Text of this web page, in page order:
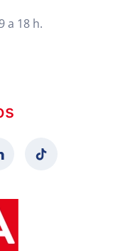
a 18 h.